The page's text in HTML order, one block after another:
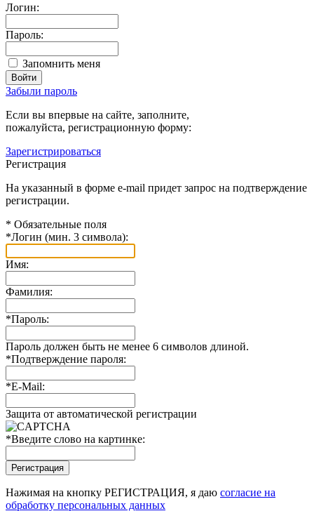
Логин:
Пароль:
Запомнить меня
Забыли пароль
Если вы впервые на сайте, заполните,
пожалуйста, регистрационную форму:
Зарегистрироваться
Регистрация
На указанный в форме e-mail придет запрос на подтверждение
регистрации.
* Обязательные поля
*Логин (мин. 3 символа):
Имя:
Фамилия:
*Пароль:
Пароль должен быть не менее 6 символов длиной.
*Подтверждение пароля:
*E-Mail:
Защита от автоматической регистрации
*Введите слово на картинке:
Нажимая на кнопку РЕГИСТРАЦИЯ, я даю согласие на
обработку персональных данных